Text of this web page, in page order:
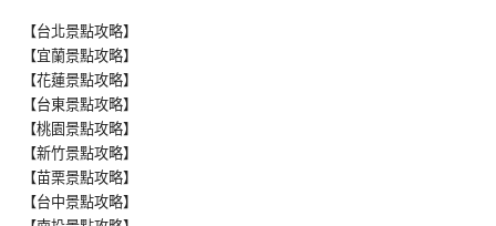
【台北景點攻略】
【宜蘭景點攻略】
【花蓮景點攻略】
【台東景點攻略】
【桃園景點攻略】
【新竹景點攻略】
【苗栗景點攻略】
【台中景點攻略】